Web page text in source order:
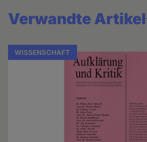
Verwandte Artikel
WISSENSCHAFT